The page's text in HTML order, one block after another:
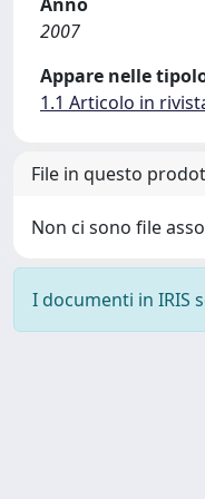
2007
Appare nelle
1.1 Articolo in
File in questo
Non ci sono file
I documenti in IRIS